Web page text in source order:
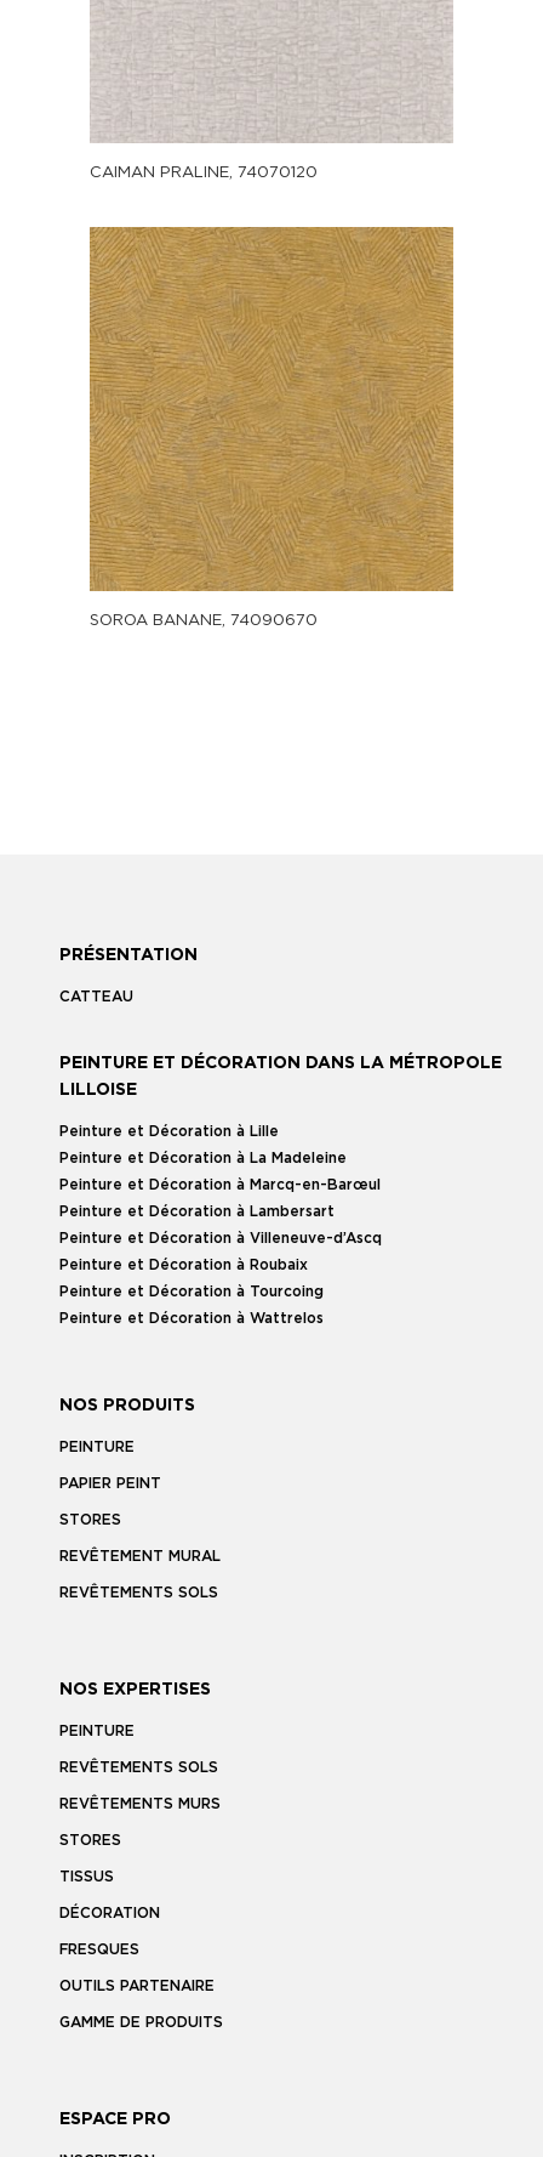
CAIMAN PRALINE, 74070120
SOROA BANANE, 74090670
PRÉSENTATION
CATTEAU
PEINTURE ET DÉCORATION DANS LA MÉTROPOLE
LILLOISE
Peinture et Décoration à Lille
Peinture et Décoration à La Madeleine
Peinture et Décoration à Marcq-en-Barœul
Peinture et Décoration à Lambersart
Peinture et Décoration à Villeneuve-d’Ascq
Peinture et Décoration à Roubaix
Peinture et Décoration à Tourcoing
Peinture et Décoration à Wattrelos
NOS PRODUITS
PEINTURE
PAPIER PEINT
STORES
REVÊTEMENT MURAL
REVÊTEMENTS SOLS
NOS EXPERTISES
PEINTURE
REVÊTEMENTS SOLS
REVÊTEMENTS MURS
STORES
TISSUS
DÉCORATION
FRESQUES
OUTILS PARTENAIRE
GAMME DE PRODUITS
ESPACE PRO